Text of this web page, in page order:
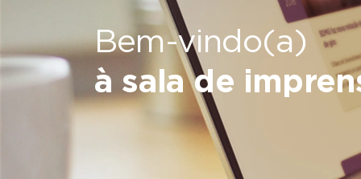
Bem-vindo(a)
à sala de